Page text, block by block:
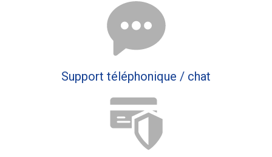
Support téléphonique / chat